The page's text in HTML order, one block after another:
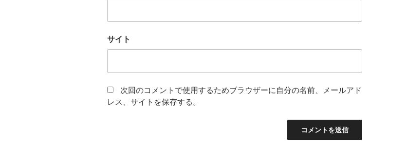
サイト
次回のコメントで使用するためブラウザーに自分の名前、メールアド
レス、サイトを保存する。